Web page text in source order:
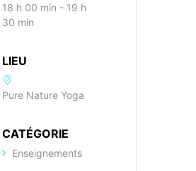
18 h 00 min - 19 h
30 min
LIEU
Pure Nature Yoga
CATÉGORIE
Enseignements